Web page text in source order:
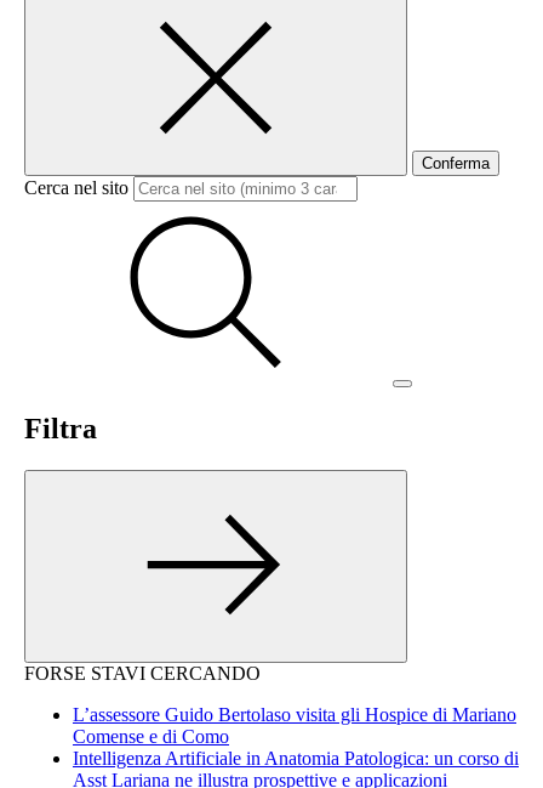
Conferma
Cerca nel sito
Filtra
FORSE STAVI CERCANDO
L’assessore Guido Bertolaso visita gli Hospice di Mariano
Comense e di Como
Intelligenza Artificiale in Anatomia Patologica: un corso di
Asst Lariana ne illustra prospettive e applicazioni